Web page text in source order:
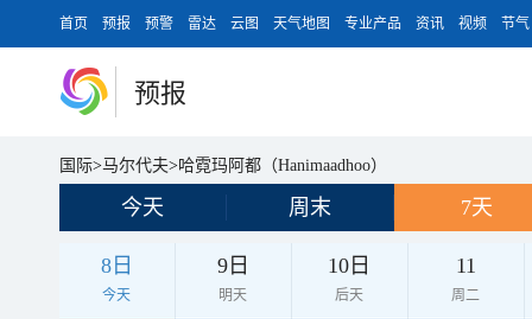
首页 预报 预警 雷达 云图 天气地图 专业产品 资讯 视频 节气
预报
国际>马尔代夫>哈霓玛阿都（Hanimaadhoo）
今天 周末 7天
8日
今天
9日
明天
10日
后天
11
周二